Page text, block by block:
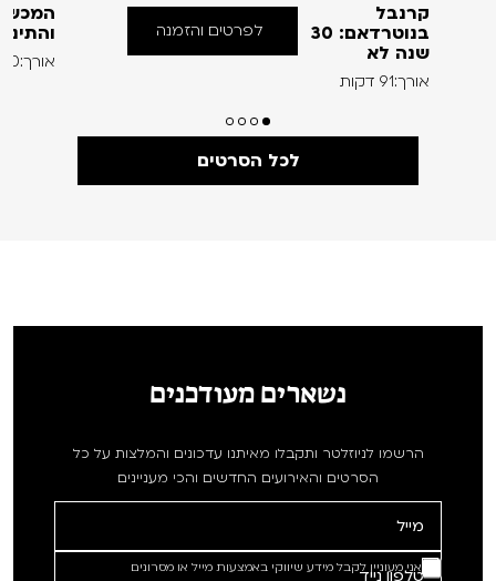
קרנבל
בנוטרדאם: 30
שנה לא
אורך:91 דקות
לפרטים והזמנה
אורך:60 דקות
לכל הסרטים
נשארים מעודכנים
הרשמו לניוזלטר ותקבלו מאיתנו עדכונים והמלצות על כל
הסרטים והאירועים החדשים והכי מעניינים
אני מעוניין לקבל מידע שיווקי באמצעות מייל או מסרונים